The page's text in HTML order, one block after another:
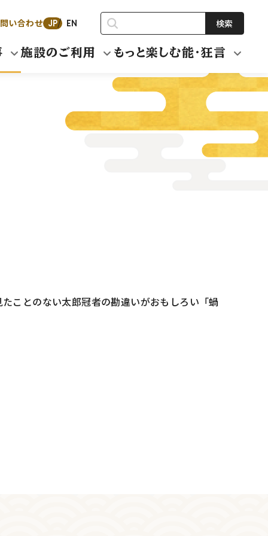
い合わせ JP EN 検索
施設のご利用 もっと楽しむ能・狂言
ことのない太郎冠者の勘違いがおもしろい「蝸